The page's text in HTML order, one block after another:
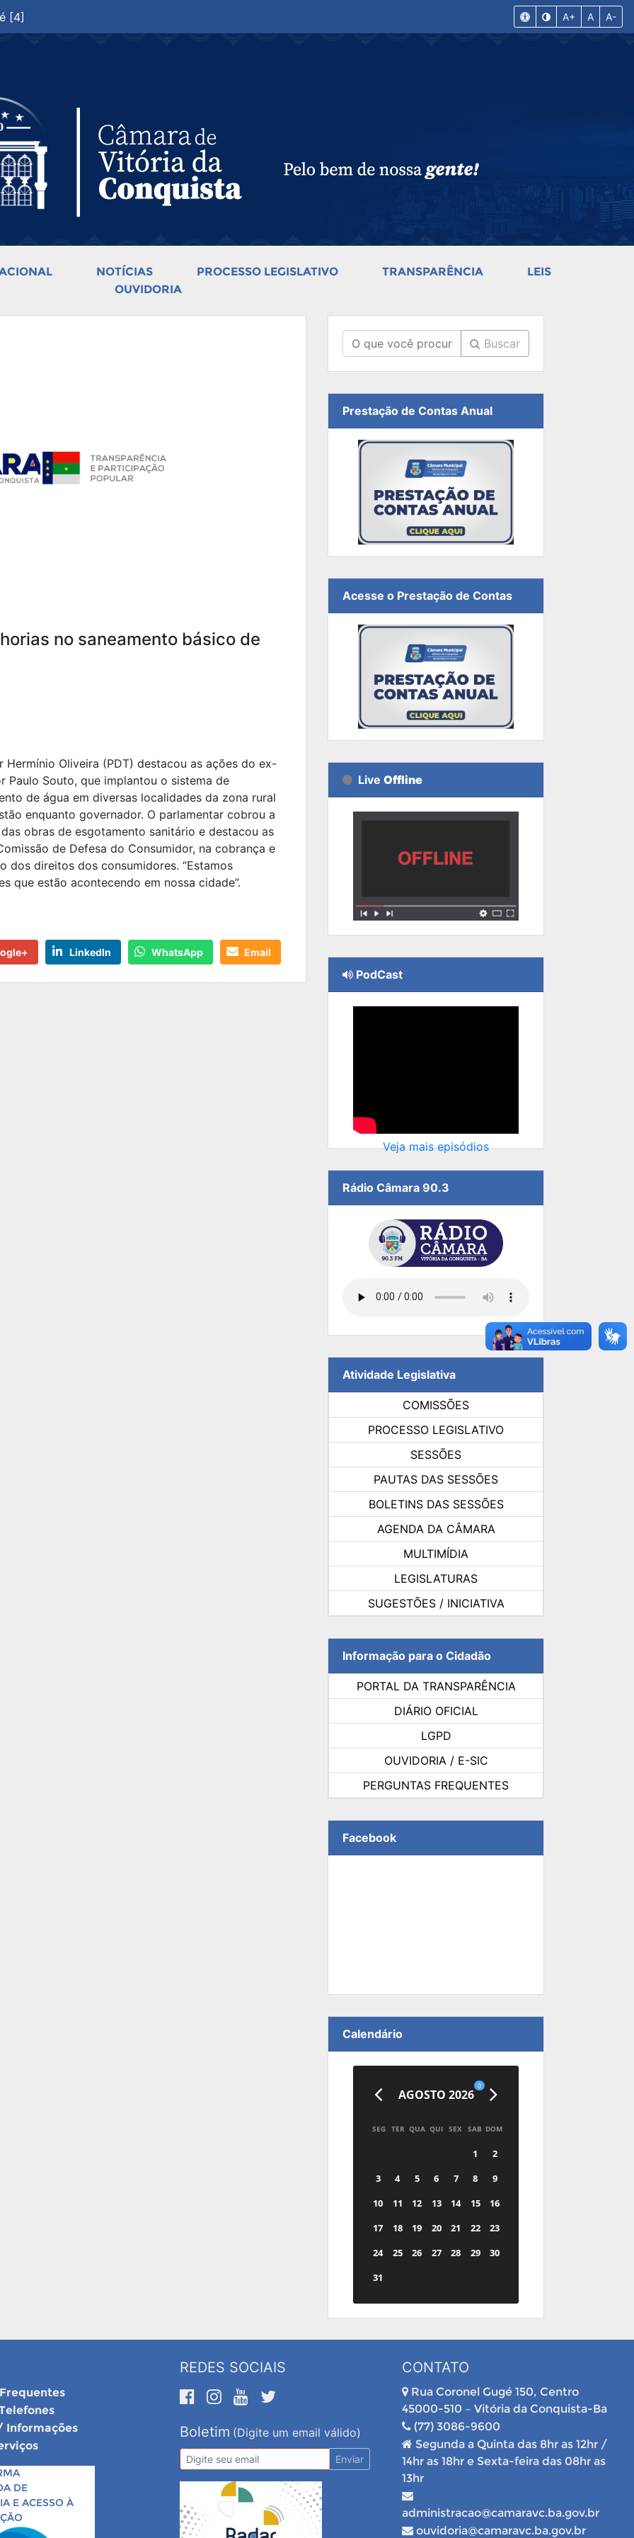
[4] A+ A A-
NOTÍCIAS PROCESSO LEGISLATIVO TRANSPARÊNCIA
LEIS
OUVIDORIA
no saneamento básico de
Hermínio Oliveira (PDT) destacou as ações do ex-
Paulo Souto, que implantou o sistema de
de água em diversas localidades da zona rural
enquanto governador. O parlamentar cobrou a
obras de esgotamento sanitário e destacou as
de Defesa do Consumidor, na cobrança e
dos direitos dos consumidores. “Estamos
que estão acontecendo em nossa cidade”.
LinkedIn WhatsApp Email
Buscar
Prestação de Contas Anual
Acesse o Prestação de Contas
Live Offline
PodCast
Veja mais episódios
Rádio Câmara 90.3
Atividade Legislativa
COMISSÕES
PROCESSO LEGISLATIVO
SESSÕES
PAUTAS DAS SESSÕES
BOLETINS DAS SESSÕES
AGENDA DA CÂMARA
MULTIMÍDIA
LEGISLATURAS
SUGESTÕES / INICIATIVA
Informação para o Cidadão
PORTAL DA TRANSPARÊNCIA
DIÁRIO OFICIAL
LGPD
OUVIDORIA / E-SIC
PERGUNTAS FREQUENTES
Facebook
Calendário
AGOSTO 2026
0
SEG TER QUA QUI SEX SAB DOM
1
2
3
4 5 6 7 8
9
10
11 12 13 14 15
16
17
18 19 20 21 22
23
24
25 26 27 28 29
30
31
Informações
DE
E ACESSO À
REDES SOCIAIS
Boletim (Digite um email válido)
Enviar
CONTATO
Rua Coronel Gugé 150, Centro
45000-510 – Vitória da Conquista-Ba
(77) 3086-9600
Segunda a Quinta das 8hr as 12hr /
14hr as 18hr e Sexta-feira das 08hr as
13hr
administracao@camaravc.ba.gov.br
ouvidoria@camaravc.ba.gov.br